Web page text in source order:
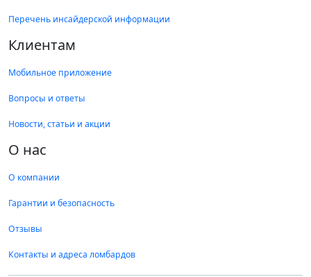
Перечень инсайдерской информации
Клиентам
Мобильное приложение
Вопросы и ответы
Новости, статьи и акции
О нас
О компании
Гарантии и безопасность
Отзывы
Контакты и адреса ломбардов